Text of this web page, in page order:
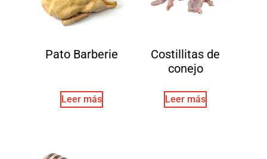
Pato Barberie
Leer más
Costillitas de
conejo
Leer más